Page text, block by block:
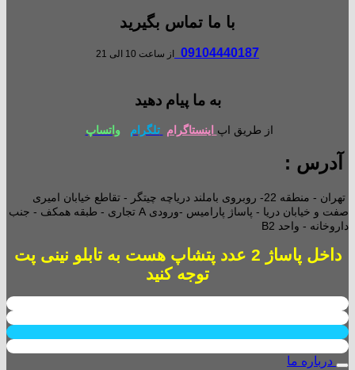
با ما تماس بگیرید
09104440187 از ساعت 10 الی 21
به ما پیام دهید
از طریق اپ اینستاگرام تلگرام واتساپ
آدرس :
تهران - منطقه 22- روبروی باملند دریاچه چیتگر - تقاطع خیابان امیری
صفت و خیابان دریا - پاساژ پارامیس -ورودی A تجاری -
طبقه همکف - جنب
داروخانه - واحد B2
داخل پاساژ 2 عدد پتشاپ هست به تابلو نینی پت
توجه کنید
درباره ما